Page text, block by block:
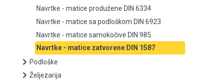
Navrtke - matice DIN 934
Navrtke - matice kandžaste UNIT
Navrtke - matice leptir DIN 315
Navrtke - matice produžene DIN 6334
Navrtke - matice sa podloškom DIN 6923
Navrtke - matice samokočive DIN 985
Navrtke - matice zatvorene DIN 1587
Podloške
Željezarija